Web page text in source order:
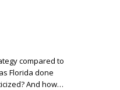
compared to
Florida done
And how…